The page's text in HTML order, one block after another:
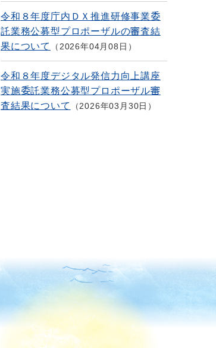
令和８年度庁内ＤＸ推進研修事業委
託業務公募型プロポーザルの審査結
果について
2026年04月08日
令和８年度デジタル発信力向上講座
実施委託業務公募型プロポーザル審
査結果について
2026年03月30日